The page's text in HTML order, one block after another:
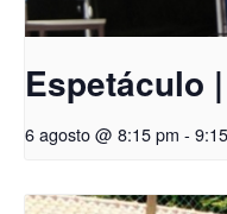
Espetáculo
6 agosto @ 8:15 pm -